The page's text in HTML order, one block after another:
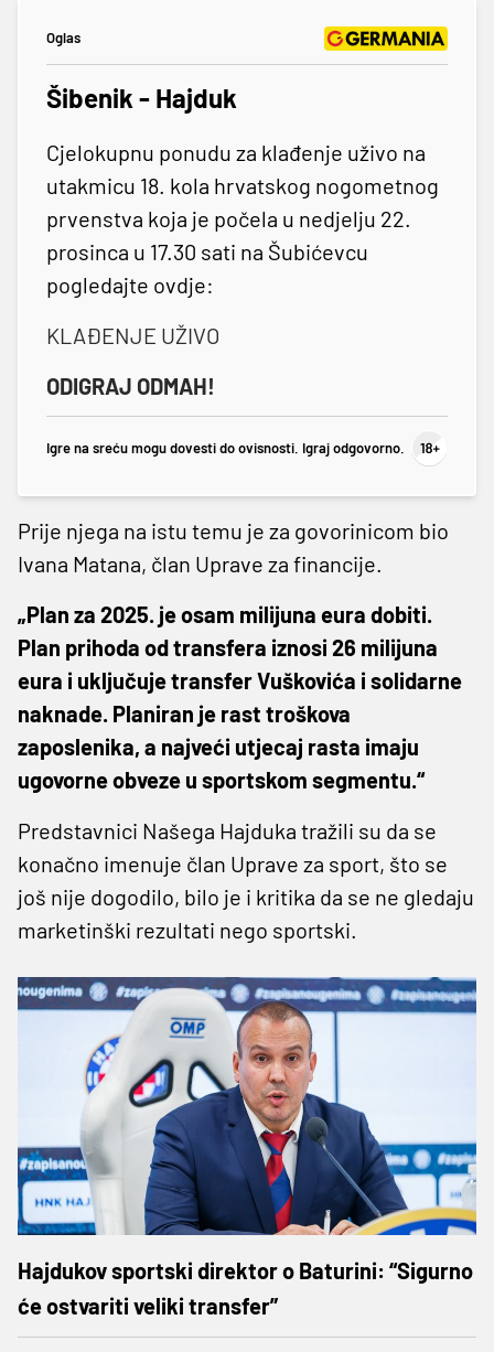
Oglas
Šibenik - Hajduk
Cjelokupnu ponudu za klađenje uživo na
utakmicu 18. kola hrvatskog nogometnog
prvenstva koja je počela u nedjelju 22.
prosinca u 17.30 sati na Šubićevcu
pogledajte ovdje:
KLAĐENJE UŽIVO
ODIGRAJ ODMAH!
Igre na sreću mogu dovesti do ovisnosti. Igraj odgovorno.
Prije njega na istu temu je za govorinicom bio
Ivana Matana, član Uprave za financije.
„Plan za 2025. je osam milijuna eura dobiti.
Plan prihoda od transfera iznosi 26 milijuna
eura i uključuje transfer Vuškovića i solidarne
naknade. Planiran je rast troškova
zaposlenika, a najveći utjecaj rasta imaju
ugovorne obveze u sportskom segmentu.“
Predstavnici Našega Hajduka tražili su da se
konačno imenuje član Uprave za sport, što se
još nije dogodilo, bilo je i kritika da se ne gledaju
marketinški rezultati nego sportski.
Hajdukov sportski direktor o Baturini: “Sigurno
će ostvariti veliki transfer”